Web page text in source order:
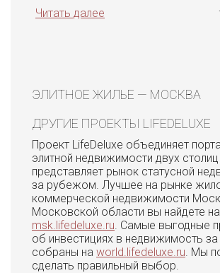
Читать далее
ЭЛИТНОЕ ЖИЛЬЕ — МОСКВА
ДРУГИЕ ПРОЕКТЫ LIFEDELUXE
Проект LifeDeluxe объединяет
элитной недвижимости двух столиц
представляет рынок статусной
за рубежом. Лучшее на рынке
коммерческой недвижимости
Московской области вы найдете на
msk.lifedeluxe.ru . Самые выгодные
об инвестициях в недвижимость за
собраны на world.lifedeluxe.ru . Мы
сделать правильный выбор.